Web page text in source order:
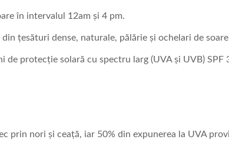
în intervalul 12am și 4 pm.
țesături dense, naturale, pălărie și ochelari de soare
de protecție solară cu spectru larg (UVA și UVB) SPF
prin nori și ceață, iar 50% din expunerea la UVA